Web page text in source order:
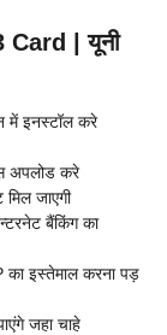
| यूनी
में इनस्टॉल करे
अपलोड करे
जाएगी
बैंकिंग का
इस्तेमाल करना पड़
जहा चाहे